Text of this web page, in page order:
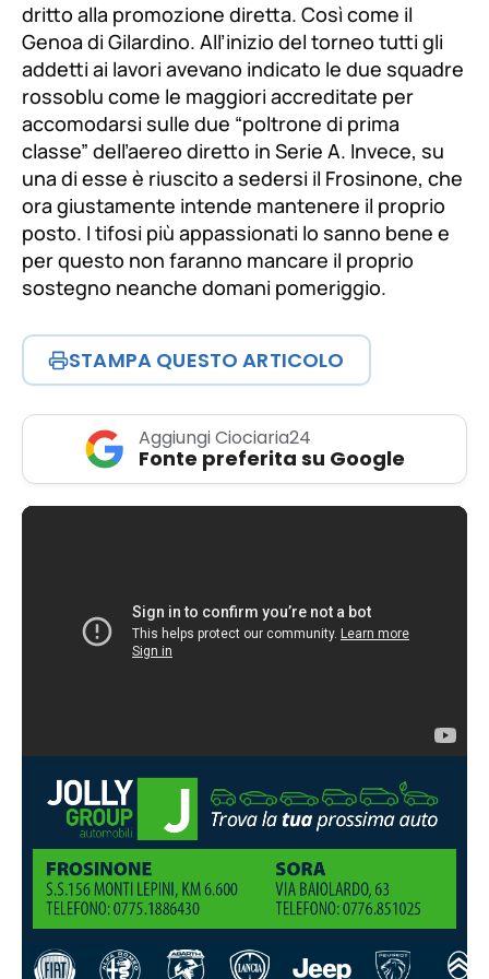
dritto alla promozione diretta. Così come il
Genoa di Gilardino. All’inizio del torneo tutti gli
addetti ai lavori avevano indicato le due squadre
rossoblu come le maggiori accreditate per
accomodarsi sulle due “poltrone di prima
classe” dell’aereo diretto in Serie A. Invece, su
una di esse è riuscito a sedersi il Frosinone, che
ora giustamente intende mantenere il proprio
posto. I tifosi più appassionati lo sanno bene e
per questo non faranno mancare il proprio
sostegno neanche domani pomeriggio.
STAMPA QUESTO ARTICOLO
Aggiungi Ciociaria24
Fonte preferita su Google